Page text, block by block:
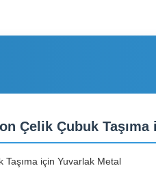
Çelik Çubuk
için Yuvarlak Metal